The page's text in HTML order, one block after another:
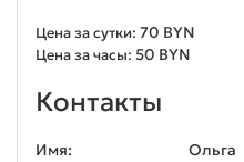
Цена за сутки: 70 BYN
Цена за часы: 50 BYN
Контакты
Имя:
Ольга